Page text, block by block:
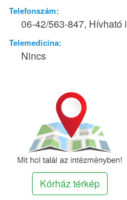
Telefonszám:
06-42/563-847, Hívható
Telemedicina:
Nincs
Kórház térkép